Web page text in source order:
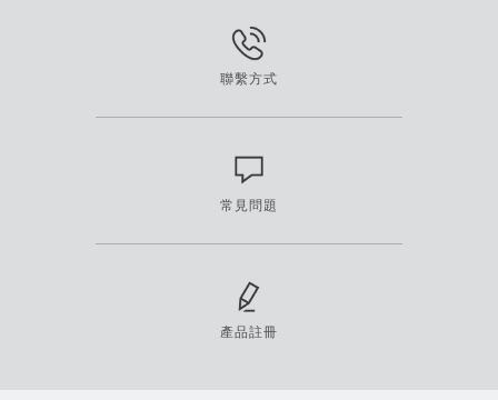
聯繫方式
常見問題
產品註冊